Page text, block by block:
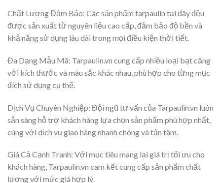
Chất Lượng Đảm Bảo: Các sản phẩm tarpaulin tại đây đều
được sản xuất từ nguyên liệu cao cấp, đảm bảo độ bền và
khả năng sử dụng lâu dài trong mọi điều kiện thời tiết.
Đa Dạng Mẫu Mã: Tarpaulin.vn cung cấp nhiều loại bạt căng
với kích thước và màu sắc khác nhau, phù hợp cho từng mục
đích sử dụng cụ thể.
Dịch Vụ Chuyên Nghiệp: Đội ngũ tư vấn của Tarpaulin.vn luôn
sẵn sàng hỗ trợ khách hàng lựa chọn sản phẩm phù hợp nhất,
cùng với dịch vụ giao hàng nhanh chóng và tận tâm.
Giá Cả Cạnh Tranh: Với mục tiêu mang lại giá trị tối ưu cho
khách hàng, Tarpaulin.vn cam kết cung cấp sản phẩm chất
lượng với mức giá hợp lý.